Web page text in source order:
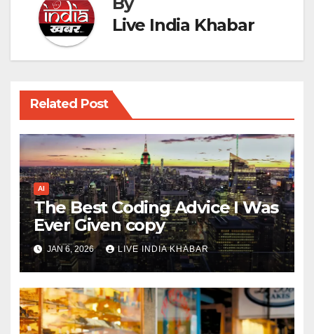
Live India Khabar
Related Post
AI
The Best Coding Advice I Was
Ever Given copy
JAN 6, 2026 LIVE INDIA KHABAR